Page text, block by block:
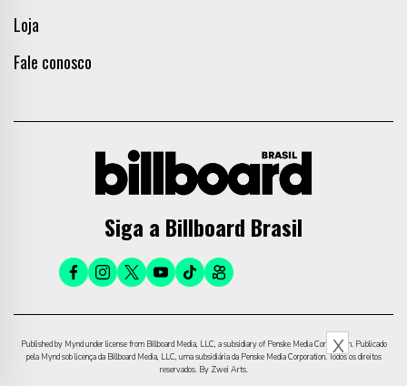
Loja
Fale conosco
Siga a Billboard Brasil
Published by Mynd under license from Billboard Media, LLC, a subsidiary of Penske Media Corporation. Publicado
pela Mynd sob licença da Billboard Media, LLC, uma subsidiária da Penske Media Corporation. Todos os direitos
reservados. By Zwei Arts.
X